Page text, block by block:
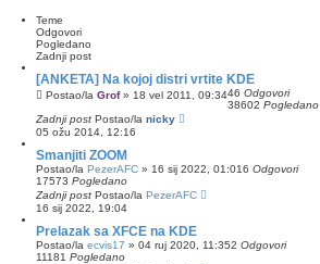
Teme
Odgovori
Pogledano
Zadnji post
[ANKETA] Na kojoj distri vrtite KDE
Postao/la Grof» 18 vel 2011, 09:3446 Odgovori
38602 Pogledano
Zadnji post Postao/la nicky
05 ožu 2014, 12:16
Smanjiti ZOOM
Postao/la PezerAFC » 16 sij 2022, 01:016 Odgovori
17573 Pogledano
Zadnji post Postao/la PezerAFC
16 sij 2022, 19:04
Prelazak sa XFCE na KDE
Postao/la ecvis17 » 04 ruj 2020, 11:352 Odgovori
11181 Pogledano